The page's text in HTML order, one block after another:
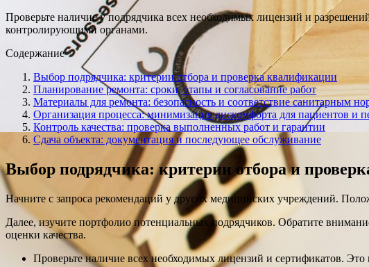
Проверьте наличие у подрядчика всех необходимых лицензий и
контролирующими органами.
Содержание
Выбор подрядчика: критерии отбора и проверка квалификации
Планирование ремонта: сроки, этапы и согласование работ
Материалы для ремонта: безопасность и соответствие санитарным
Организация процесса: минимизация дискомфорта для пациентов и
Контроль качества: проверка выполненных работ и гарантии
Сдача объекта: документация и последующее обслуживание
Выбор подрядчика: критерии отбора и
Начните с запроса рекомендаций у других медицинских учреждений.
Далее, изучите портфолио потенциальных подрядчиков. Обратите
оценки качества.
Проверьте наличие всех необходимых лицензий и сертификатов. Это